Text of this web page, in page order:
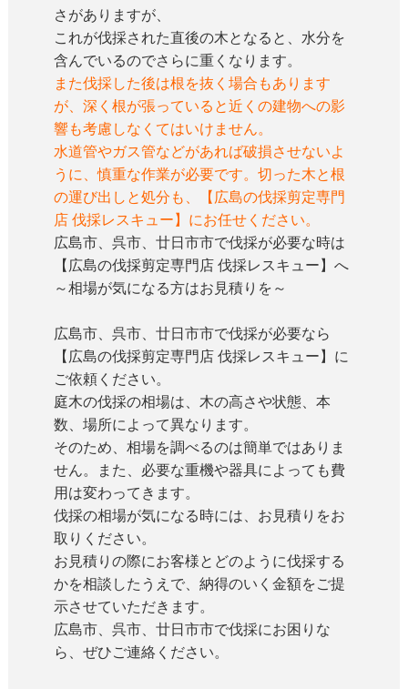
さがありますが、
これが伐採された直後の木となると、水分を
含んでいるのでさらに重くなります。
また伐採した後は根を抜く場合もあります
が、深く根が張っていると近くの建物への影
響も考慮しなくてはいけません。
水道管やガス管などがあれば破損させないよ
うに、慎重な作業が必要です。切った木と根
の運び出しと処分も、【広島の伐採剪定専門
店 伐採レスキュー】にお任せください。
広島市、呉市、廿日市市で伐採が必要な時は
【広島の伐採剪定専門店 伐採レスキュー】へ
～相場が気になる方はお見積りを～
広島市、呉市、廿日市市で伐採が必要なら
【広島の伐採剪定専門店 伐採レスキュー】に
ご依頼ください。
庭木の伐採の相場は、木の高さや状態、本
数、場所によって異なります。
そのため、相場を調べるのは簡単ではありま
せん。また、必要な重機や器具によっても費
用は変わってきます。
伐採の相場が気になる時には、お見積りをお
取りください。
お見積りの際にお客様とどのように伐採する
かを相談したうえで、納得のいく金額をご提
示させていただきます。
広島市、呉市、廿日市市で伐採にお困りな
ら、ぜひご連絡ください。